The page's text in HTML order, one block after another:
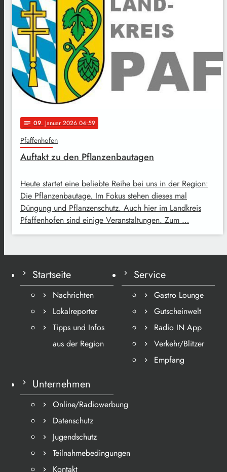
notes 09. Januar 2026 04:59
Pfaffenhofen
Auftakt zu den Pflanzenbautagen
Heute startet eine beliebte Reihe bei uns in der Region:
Die Pflanzenbautage. Im Fokus stehen dieses mal
Düngung und Pflanzenschutz. Auch hier im Landkreis
Pfaffenhofen sind einige Veranstaltungen. Zum …
Startseite
Nachrichten
Lokalreporter
Tipps und Infos
aus der Region
Service
Gastro Lounge
Gutscheinwelt
Radio IN App
Verkehr/Blitzer
Empfang
Unternehmen
Online/Radiowerbung
Datenschutz
Jugendschutz
Teilnahmebedingungen
Kontakt